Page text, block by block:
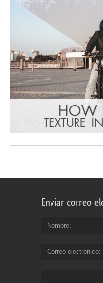
Enviar correo
Nombre
Correo electrónico